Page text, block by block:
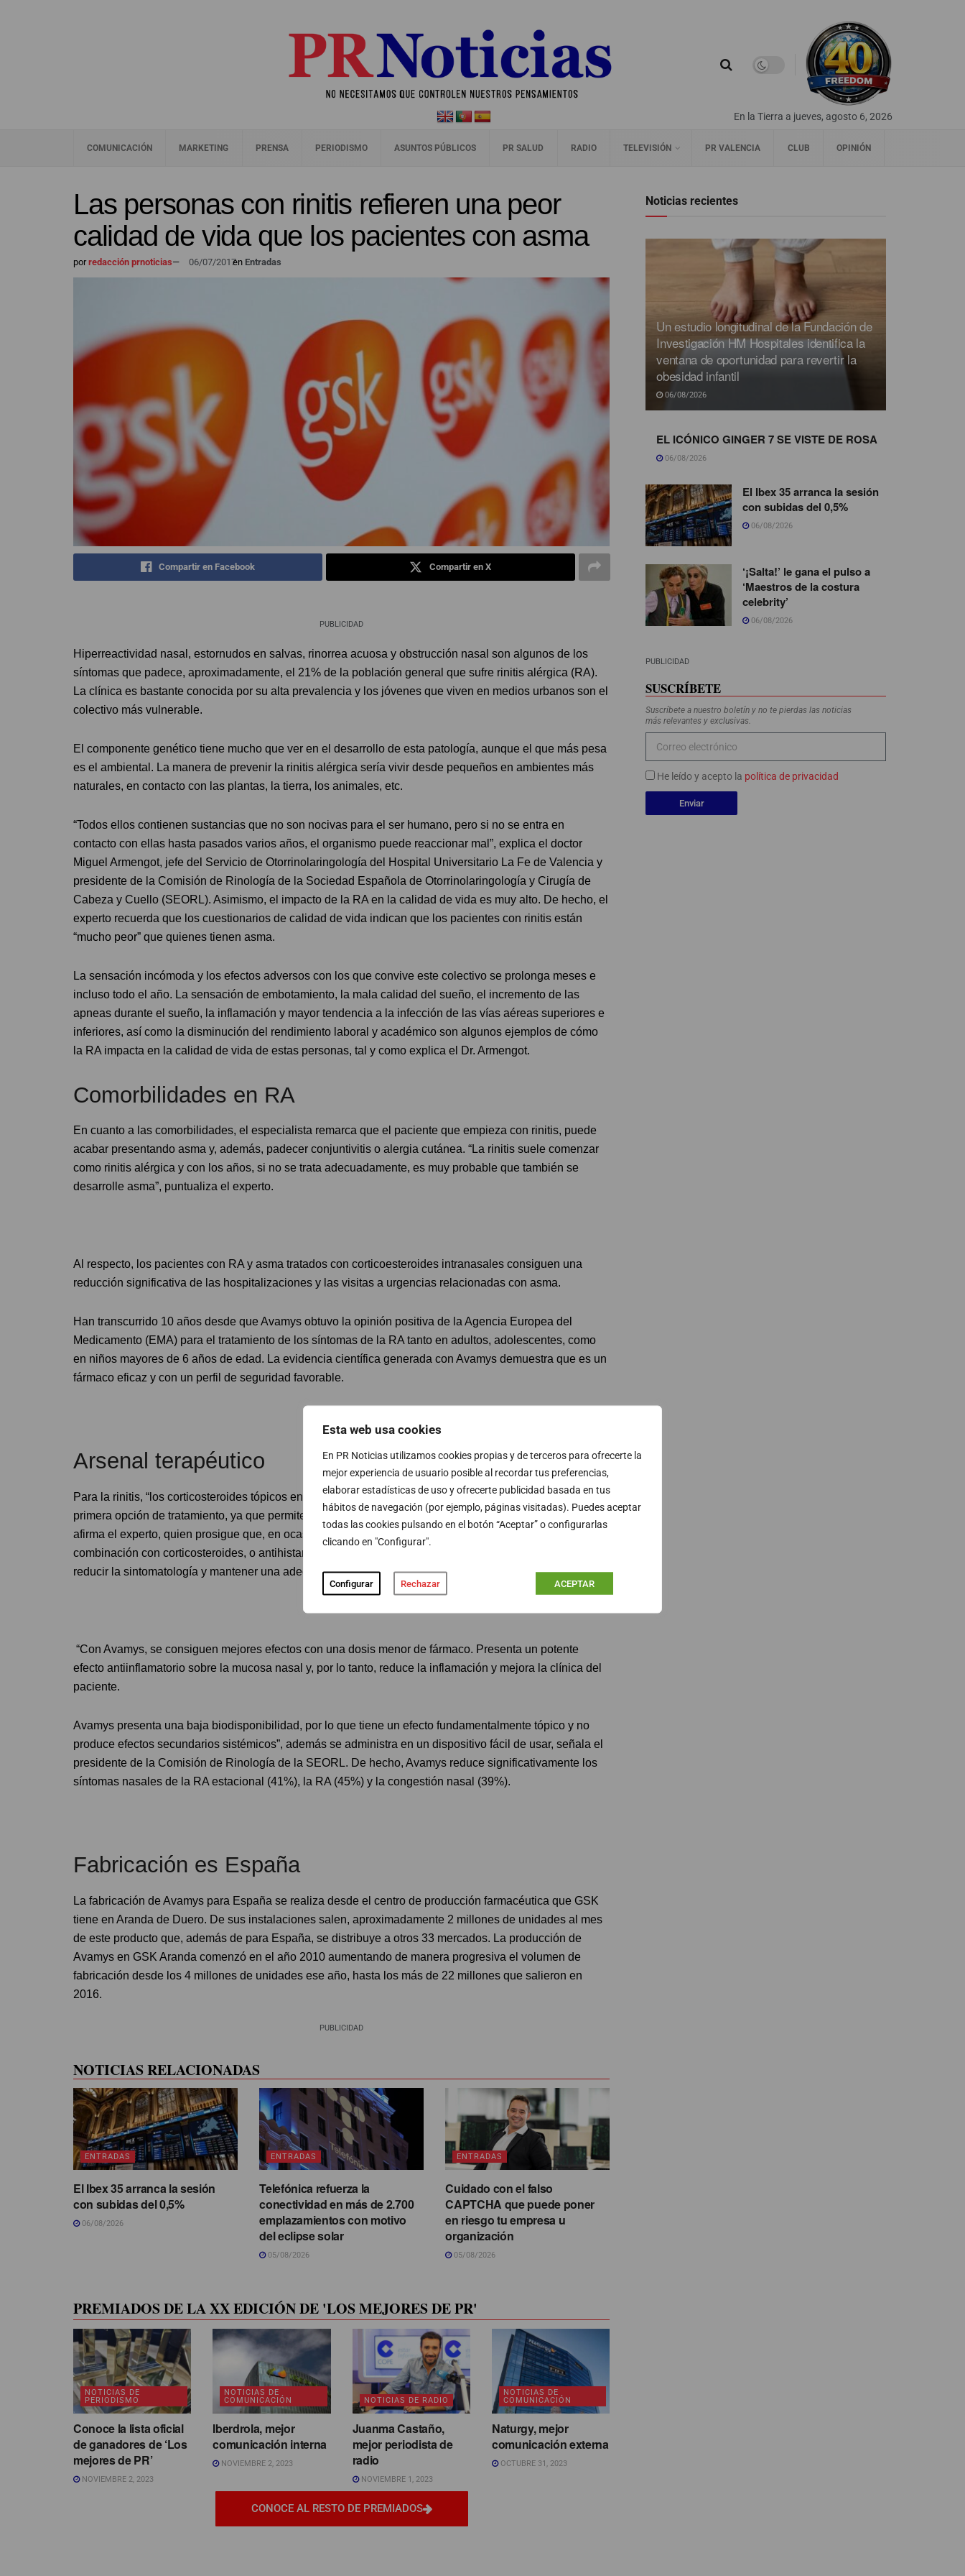
Esta web usa cookies
En PR Noticias utilizamos cookies propias y de terceros para ofrecerte la
mejor experiencia de usuario posible al recordar tus preferencias,
elaborar estadísticas de uso y ofrecerte publicidad basada en tus
hábitos de navegación (por ejemplo, páginas visitadas). Puedes aceptar
todas las cookies pulsando en el botón “Aceptar” o configurarlas
clicando en "Configurar".
Configurar Rechazar ACEPTAR
En la Tierra a jueves, agosto 6, 2026
COMUNICACIÓN MARKETING PRENSA PERIODISMO ASUNTOS PÚBLICOS PR SALUD RADIO TELEVISIÓN PR VALENCIA CLUB OPINIÓN
Las personas con rinitis refieren una peor
calidad de vida que los pacientes con asma
porredacción prnoticias— 06/07/2017en Entradas
Compartir en Facebook Compartir en X
PUBLICIDAD
Hiperreactividad nasal, estornudos en salvas, rinorrea acuosa y obstrucción nasal son algunos de los
síntomas que padece, aproximadamente, el 21% de la población general que sufre rinitis alérgica (RA).
La clínica es bastante conocida por su alta prevalencia y los jóvenes que viven en medios urbanos son el
colectivo más vulnerable.
El componente genético tiene mucho que ver en el desarrollo de esta patología, aunque el que más pesa
es el ambiental. La manera de prevenir la rinitis alérgica sería vivir desde pequeños en ambientes más
naturales, en contacto con las plantas, la tierra, los animales, etc.
“Todos ellos contienen sustancias que no son nocivas para el ser humano, pero si no se entra en
contacto con ellas hasta pasados varios años, el organismo puede reaccionar mal”, explica el doctor
Miguel Armengot, jefe del Servicio de Otorrinolaringología del Hospital Universitario La Fe de Valencia y
presidente de la Comisión de Rinología de la Sociedad Española de Otorrinolaringología y Cirugía de
Cabeza y Cuello (SEORL). Asimismo, el impacto de la RA en la calidad de vida es muy alto. De hecho, el
experto recuerda que los cuestionarios de calidad de vida indican que los pacientes con rinitis están
“mucho peor” que quienes tienen asma.
La sensación incómoda y los efectos adversos con los que convive este colectivo se prolonga meses e
incluso todo el año. La sensación de embotamiento, la mala calidad del sueño, el incremento de las
apneas durante el sueño, la inflamación y mayor tendencia a la infección de las vías aéreas superiores e
inferiores, así como la disminución del rendimiento laboral y académico son algunos ejemplos de cómo
la RA impacta en la calidad de vida de estas personas, tal y como explica el Dr. Armengot.
Comorbilidades en RA
En cuanto a las comorbilidades, el especialista remarca que el paciente que empieza con rinitis, puede
acabar presentando asma y, además, padecer conjuntivitis o alergia cutánea. “La rinitis suele comenzar
como rinitis alérgica y con los años, si no se trata adecuadamente, es muy probable que también se
desarrolle asma”, puntualiza el experto.
Al respecto, los pacientes con RA y asma tratados con corticoesteroides intranasales consiguen una
reducción significativa de las hospitalizaciones y las visitas a urgencias relacionadas con asma.
Han transcurrido 10 años desde que Avamys obtuvo la opinión positiva de la Agencia Europea del
Medicamento (EMA) para el tratamiento de los síntomas de la RA tanto en adultos, adolescentes, como
en niños mayores de 6 años de edad. La evidencia científica generada con Avamys demuestra que es un
fármaco eficaz y con un perfil de seguridad favorable.
Arsenal terapéutico
Para la rinitis, “los corticosteroides tópicos en spray nasal como fuorato de fluticasona (Avamys) son la
primera opción de tratamiento, ya que permiten reducir la inflamación y mejorar mucho la sintomatología”,
afirma el experto, quien prosigue que, en ocasiones, se debe añadir antihistamínicos en spray, en
combinación con corticosteroides, o antihistamínicos en comprimidos orales. “Este tratamiento consigue
reducir la sintomatología y mantener una adecuada calidad de vida”, subraya.
“Con Avamys, se consiguen mejores efectos con una dosis menor de fármaco. Presenta un potente
efecto antiinflamatorio sobre la mucosa nasal y, por lo tanto, reduce la inflamación y mejora la clínica del
paciente.
Avamys presenta una baja biodisponibilidad, por lo que tiene un efecto fundamentalmente tópico y no
produce efectos secundarios sistémicos”, además se administra en un dispositivo fácil de usar, señala el
presidente de la Comisión de Rinología de la SEORL. De hecho, Avamys reduce significativamente los
síntomas nasales de la RA estacional (41%), la RA (45%) y la congestión nasal (39%).
Fabricación es España
La fabricación de Avamys para España se realiza desde el centro de producción farmacéutica que GSK
tiene en Aranda de Duero. De sus instalaciones salen, aproximadamente 2 millones de unidades al mes
de este producto que, además de para España, se distribuye a otros 33 mercados. La producción de
Avamys en GSK Aranda comenzó en el año 2010 aumentando de manera progresiva el volumen de
fabricación desde los 4 millones de unidades ese año, hasta los más de 22 millones que salieron en
2016.
PUBLICIDAD
NOTICIAS RELACIONADAS
ENTRADAS
El Ibex 35 arranca la sesión
con subidas del 0,5%
06/08/2026
ENTRADAS
Telefónica refuerza la
conectividad en más de 2.700
emplazamientos con motivo
del eclipse solar
05/08/2026
ENTRADAS
Cuidado con el falso
CAPTCHA que puede poner
en riesgo tu empresa u
organización
05/08/2026
PREMIADOS DE LA XX EDICIÓN DE 'LOS MEJORES DE PR'
NOTICIAS DE
PERIODISMO
Conoce la lista oficial
de ganadores de ‘Los
mejores de PR’
NOVIEMBRE 2, 2023
NOTICIAS DE
COMUNICACIÓN
Iberdrola, mejor
comunicación interna
NOVIEMBRE 2, 2023
NOTICIAS DE RADIO
Juanma Castaño,
mejor periodista de
radio
NOVIEMBRE 1, 2023
NOTICIAS DE
COMUNICACIÓN
Naturgy, mejor
comunicación externa
OCTUBRE 31, 2023
CONOCE AL RESTO DE PREMIADOS
Noticias recientes
Un estudio longitudinal de la Fundación de
Investigación HM Hospitales identifica la
ventana de oportunidad para revertir la
obesidad infantil
06/08/2026
EL ICÓNICO GINGER 7 SE VISTE DE ROSA
06/08/2026
El Ibex 35 arranca la sesión
con subidas del 0,5%
06/08/2026
‘¡Salta!’ le gana el pulso a
‘Maestros de la costura
celebrity’
06/08/2026
PUBLICIDAD
SUSCRÍBETE
Suscríbete a nuestro boletín y no te pierdas las noticias
más relevantes y exclusivas.
He leído y acepto la política de privacidad
Enviar